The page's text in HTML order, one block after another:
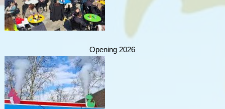
Opening 2026